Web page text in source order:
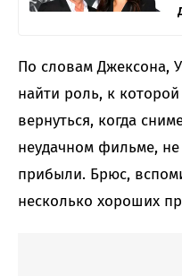
По словам Джексона,
найти роль, к
вернуться, когда
неудачном фильме,
прибыли. Брюс,
несколько хороших